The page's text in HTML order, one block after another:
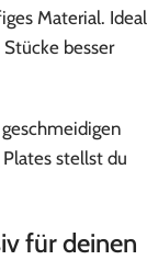
Material. Ideal
besser
stellst du
für deinen